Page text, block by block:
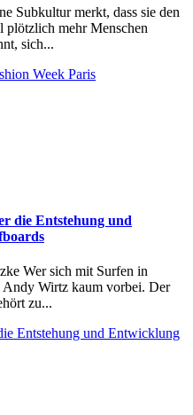
Subkultur merkt, dass sie den
plötzlich mehr Menschen
sich...
Week Paris
die Entstehung und
Wer sich mit Surfen in
Andy Wirtz kaum vorbei. Der
zu...
Entstehung und Entwicklung